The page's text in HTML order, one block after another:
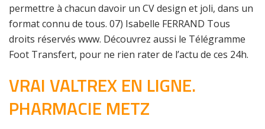
permettre à chacun davoir un CV design et joli, dans un
format connu de tous. 07) Isabelle FERRAND Tous
droits réservés www. Découvrez aussi le Télégramme
Foot Transfert, pour ne rien rater de l’actu de ces 24h.
VRAI VALTREX EN LIGNE.
PHARMACIE METZ